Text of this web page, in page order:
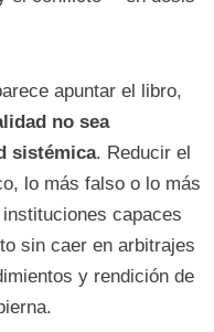
apuntar el libro,
no sea
sistémica. Reducir el
lo más falso o lo más
capaces
sin caer en arbitrajes
y rendición de